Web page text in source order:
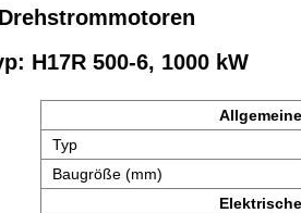
H17R 500-6, 1000 kW
Typ
Baugröße (mm)